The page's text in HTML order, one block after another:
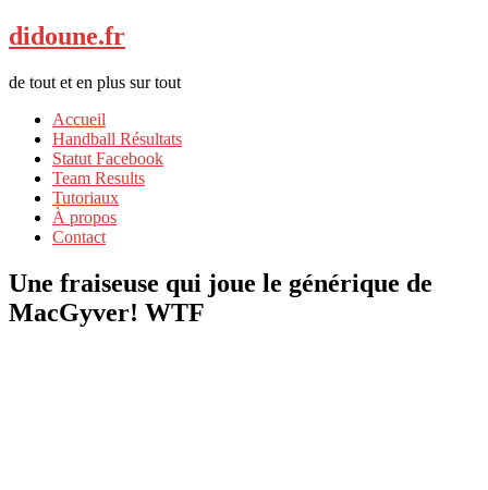
didoune.fr
de tout et en plus sur tout
Accueil
Handball Résultats
Statut Facebook
Team Results
Tutoriaux
À propos
Contact
Une fraiseuse qui joue le générique de
MacGyver! WTF